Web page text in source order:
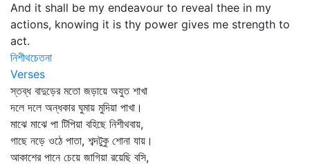
And it shall be my endeavour to reveal thee in my
actions, knowing it is thy power gives me strength to
act.
নিশীথচেতনা
Verses
স্তব্ধ বাদুড়ের মতো জড়ায়ে অযুত শাখা
দলে দলে অন্ধকার ঘুমায় মুদিয়া পাখা।
মাঝে মাঝে পা টিপিয়া বহিছে নিশীথবায়,
গাছে নড়ে ওঠে পাতা, শব্দটুকু শোনা যায়।
আকাশের পানে চেয়ে জাগিয়া রয়েছি বসি,